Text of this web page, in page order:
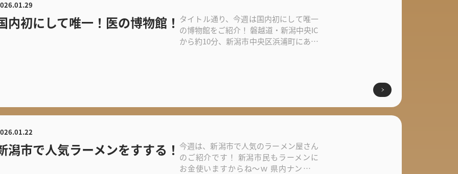
内初にして唯一！医の博物館！ タイトル通り、今週は国内初にして唯一
の博物館をご紹介！ 磐越道・新潟中央IC
から約10分、新潟市中央区浜浦町にあり
潟市で人気ラーメンをすする！ 今週は、新潟市で人気のラーメン屋さん
のご紹介です！ 新潟市民もラーメンに
お金使いますからね～ｗ 県内ナンバー